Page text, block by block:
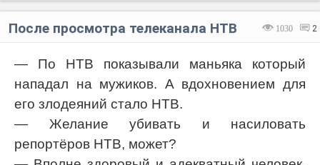
1030 2
После просмотра телеканала НТВ
— По НТВ показывали маньяка который
нападал на мужиков. А вдохновением для
его злодеяний стало НТВ.
— Желание убивать и насиловать
репортёров НТВ, может?